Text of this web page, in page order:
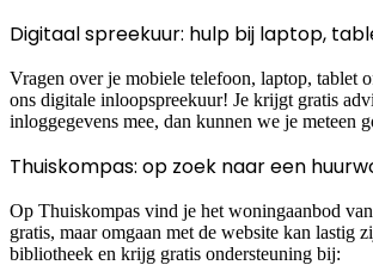
Digitaal spreekuur: hulp bij laptop,
Vragen over je mobiele telefoon, laptop, tablet
ons digitale inloopspreekuur! Je krijgt gratis
inloggegevens mee, dan kunnen we je meteen
Thuiskompas: op zoek naar een
Op Thuiskompas vind je het woningaanbod
gratis, maar omgaan met de website kan lastig
bibliotheek en krijg gratis ondersteuning bij: